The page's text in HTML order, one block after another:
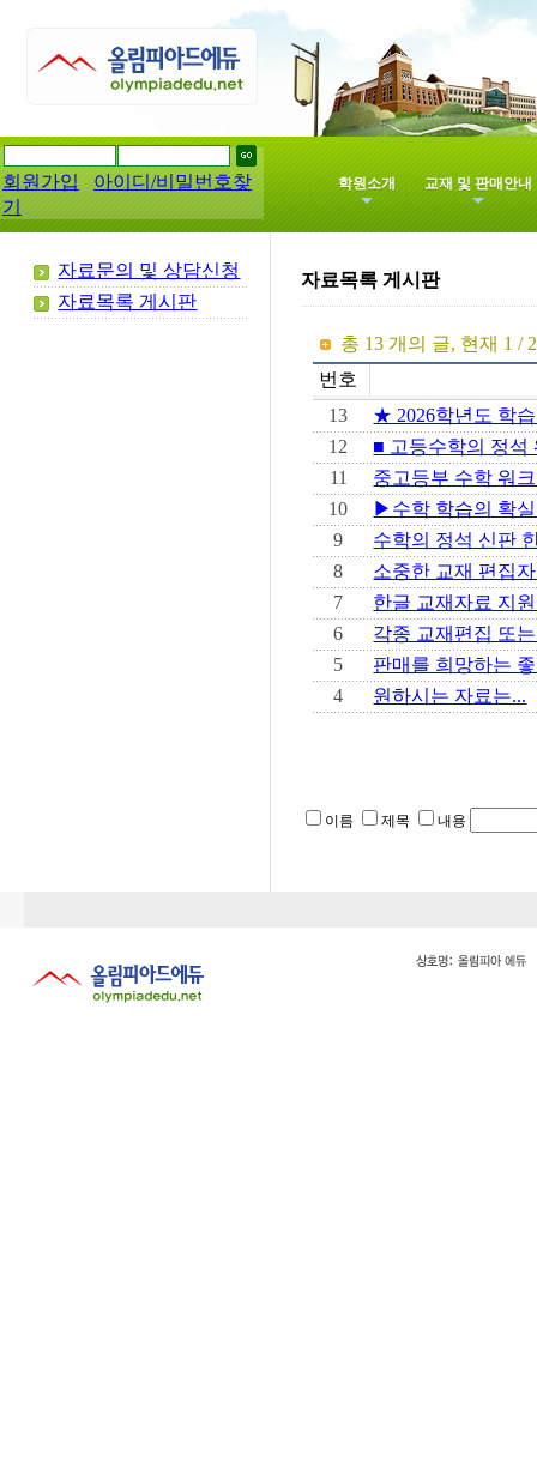
회원가입
아이디/비밀번호찾
기
학원소개 교재 및 판매안내
자료문의 및 상담신청
자료목록 게시판
자료목록 게시판
총 13 개의 글, 현재 1 /
번호
13
★ 2026학년도 학
12
■ 고등수학의 정석
11
중고등부 수학 워
10
▶수학 학습의 확
9
수학의 정석 신판
8
소중한 교재 편집
7
한글 교재자료 지
6
각종 교재편집 또
5
판매를 희망하는
4
원하시는 자료는...
이름 제목 내용